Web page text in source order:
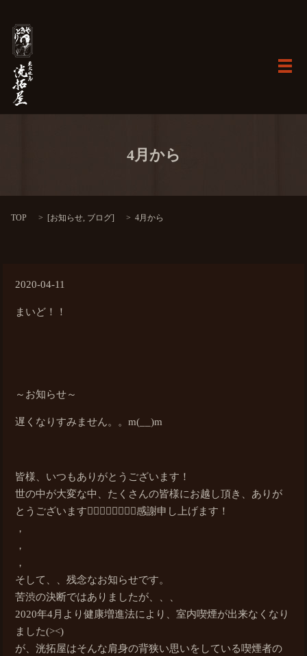
メ
4月から
TOP [お知らせ, ブログ] 4月から
2020-04-11
まいど！！
～お知らせ～
遅くなりすみません。。m(__)m
皆様、いつもありがとうございます！
世の中が大変な中、たくさんの皆様にお越し頂き、ありが
とうございます🙇‍♂️🙇‍♂️🙇‍♂️🙇‍♂️感謝申し上げます！
，
，
，
そして、、残念なお知らせです。
苦渋の決断ではありましたが、、、
2020年4月より健康増進法により、室内喫煙が出来なくなり
ました(><)
が、洸拓屋はそんな肩身の背狭い思いをしている喫煙者の